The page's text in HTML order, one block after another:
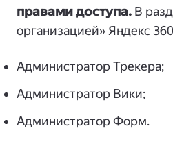
правами доступа. В
организацией» Яндекс
Администратор Трекера;
Администратор Вики;
Администратор Форм.